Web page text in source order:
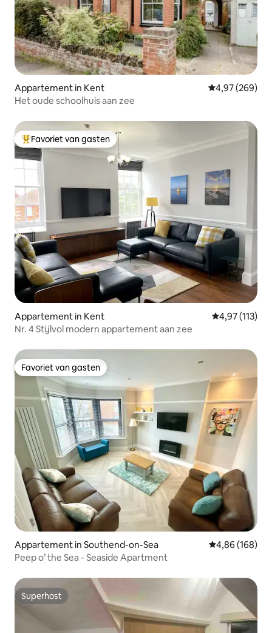
Appartement in Kent Gemiddelde
4,97 (269)
Het oude schoolhuis aan zee
Topfavoriet van gasten
Favoriet van gasten
Appartement in Kent Gemiddelde
4,97 (113)
Nr. 4 Stijlvol modern appartement aan zee
Favoriet van gasten
Favoriet van gasten
Appartement in Southend-on-Sea Gemiddelde
4,86 (168)
Peep o’ the Sea - Seaside Apartment
Superhost
Superhost